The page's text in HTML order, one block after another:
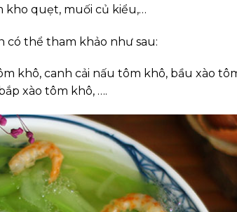
kho quẹt, muối củ kiểu,…
có thể tham khảo như sau:
khô, canh cải nấu tôm khô, bầu xào
xào tôm khô, ….